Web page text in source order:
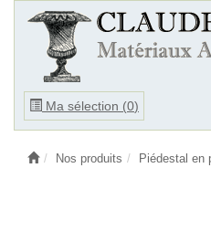
Ma sélection (0)
Ouvrir
le
Nos produits Piédestal en